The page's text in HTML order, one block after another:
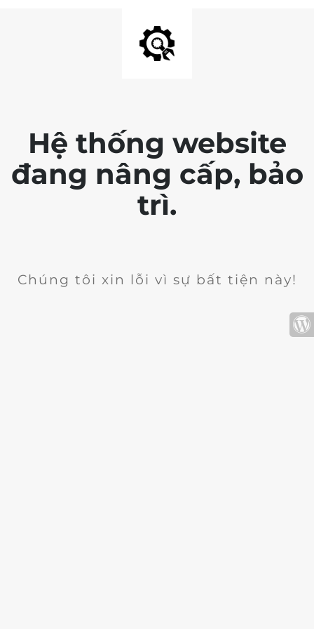
Hệ thống website
đang nâng cấp, bảo
trì.
Chúng tôi xin lỗi vì sự bất tiện này!